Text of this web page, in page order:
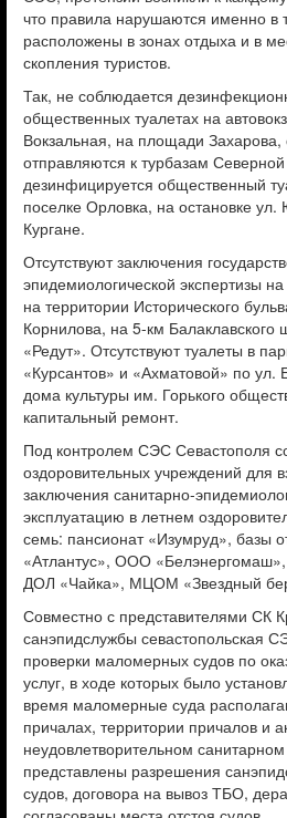
что правила нарушаются именно в
расположены в зонах отдыха и в
скопления туристов.
Так, не соблюдается
общественных туалетах на
Вокзальная, на площади
отправляются к турбазам
дезинфицируется общественный
поселке Орловка, на остановке
Кургане.
Отсутствуют заключения
эпидемиологической экспертизы
на территории Исторического
Корнилова, на 5-км Балаклавского
«Редут». Отсутствуют туалеты в
«Курсантов» и «Ахматовой» по
дома культуры им. Горького
капитальный ремонт.
Под контролем СЭС Севастополя
оздоровительных учреждений для
заключения санитарно-
эксплуатацию в летнем
семь: пансионат «Изумруд», базы
«Атлантус», ООО
ДОЛ «Чайка», МЦОМ «Звездный
Совместно с представителями СК
санэпидслужбы севастопольская
проверки маломерных судов по
услуг, в ходе которых было
время маломерные суда
причалах, территории причалов и
неудовлетворительном
представлены разрешения
судов, договора на вывоз ТБО,